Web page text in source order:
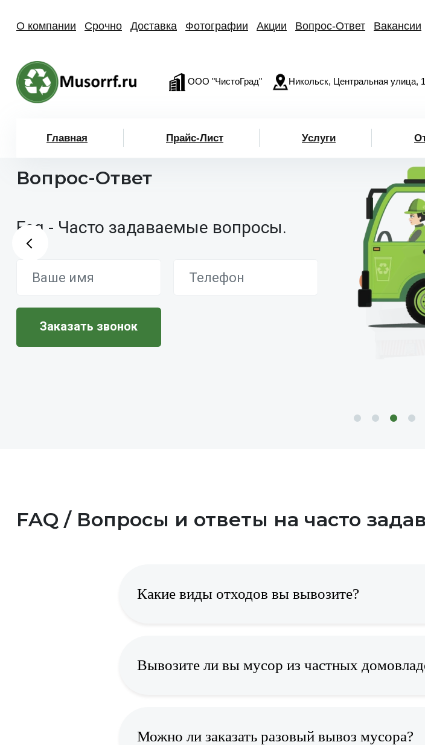
О компании Срочно Доставка Фотографии Акции Вопрос-Ответ Вакансии
ООО "ЧистоГрад" Никольск, Центральная улица,
Главная Прайс-Лист Услуги
Вопрос-Ответ
Faq - Часто задаваемые вопросы.
FAQ / Вопросы и ответы на часто
Какие виды отходов вы вывозите?
Вывозите ли вы мусор из частных
Можно ли заказать разовый вывоз мусора?